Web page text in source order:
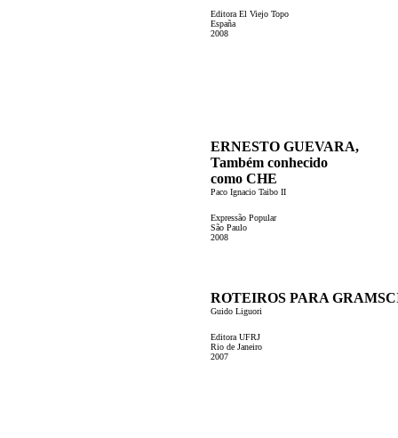
Editora El Viejo Topo
España
2008
ERNESTO GUEVARA,
Também conhecido
como CHE
Paco Ignacio Taibo II
Expressão Popular
São Paulo
2008
ROTEIROS PARA
Guido Liguori
Editora UFRJ
Rio de Janeiro
2007